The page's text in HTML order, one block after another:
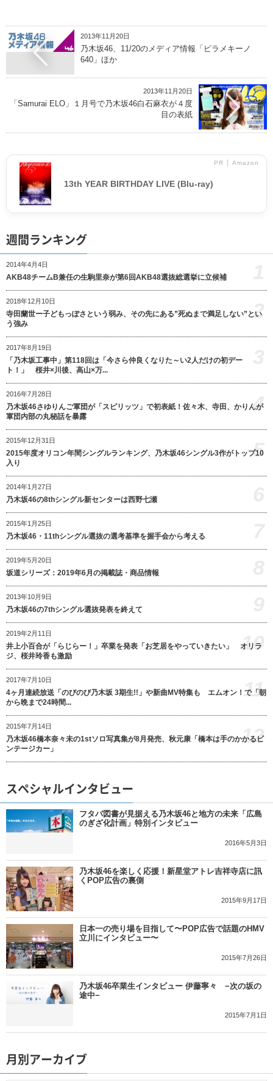
2013年11月20日
乃木坂46、11/20のメディア情報「ピラメキーノ
640」ほか
2013年11月20日
「Samurai ELO」１月号で乃木坂46白石麻衣が４度
目の表紙
PR │ Amazon
13th YEAR BIRTHDAY LIVE (Blu-ray)
週間ランキング
2014年4月4日
AKB48チームB兼任の生駒里奈が第6回AKB48選抜総選挙に立候補
2018年12月10日
寺田蘭世ー子どもっぽさという弱み、その先にある”死ぬまで満足しない”とい
う強み
2
2017年8月19日
「乃木坂工事中」第118回は「今さら仲良くなりた～い2人だけの初デー
ト！」 桜井×川後、高山×万...
2016年7月28日
乃木坂46さゆりんご軍団が「スピリッツ」で初表紙！佐々木、寺田、かりんが
軍団内部の丸秘話を暴露
4
2015年12月31日
2015年度オリコン年間シングルランキング、乃木坂46シングル3作がトップ10
入り
5
2014年1月27日
乃木坂46の8thシングル新センターは西野七瀬
2015年1月25日
乃木坂46・11thシングル選抜の選考基準を握手会から考える
2019年5月20日
坂道シリーズ：2019年6月の掲載誌・商品情報
2013年10月9日
乃木坂46の7thシングル選抜発表を終えて
2019年2月11日
井上小百合が「らじらー！」卒業を発表「お芝居をやっていきたい」 オリラ
ジ、桜井玲香も激励
10
2017年7月10日
4ヶ月連続放送「のびのび乃木坂 3期生!!」や新曲MV特集も エムオン！で「朝
から晩まで24時間...
11
2015年7月14日
乃木坂46橋本奈々未の1stソロ写真集が8月発売、秋元康「橋本は手のかかるビ
ンテージカー」
12
スペシャルインタビュー
フタバ図書が見据える乃木坂46と地方の未来「広島
のぎざ化計画」特別インタビュー
2016年5月3日
乃木坂46を楽しく応援！新星堂アトレ吉祥寺店に訊
くPOP広告の裏側
2015年9月17日
日本一の売り場を目指して〜POP広告で話題のHMV
立川にインタビュー〜
2015年7月26日
乃木坂46卒業生インタビュー 伊藤寧々 −次の坂の
途中−
2015年7月1日
月別アーカイブ